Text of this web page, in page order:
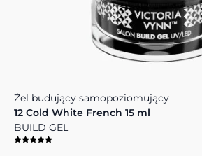
Żel budujący samopoziomujący
12 Cold White French 15 ml
BUILD GEL